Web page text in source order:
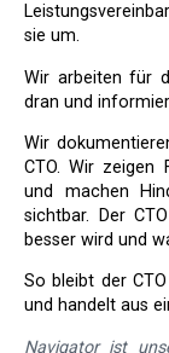
sie um.
Wir arbeiten für den CTO. Das bedeutet: Der CTO bleibt nah
dran und
Wir dokumentieren laufend und teilen diese Notizen mit dem
CTO. Wir zeigen
und machen
sichtbar. Der
besser wird und
So bleibt der CTO in Führung, trifft fundierter Entscheidungen
und handelt aus
Navigator ist unsere eigene Plattform. Das Logbook ist ein